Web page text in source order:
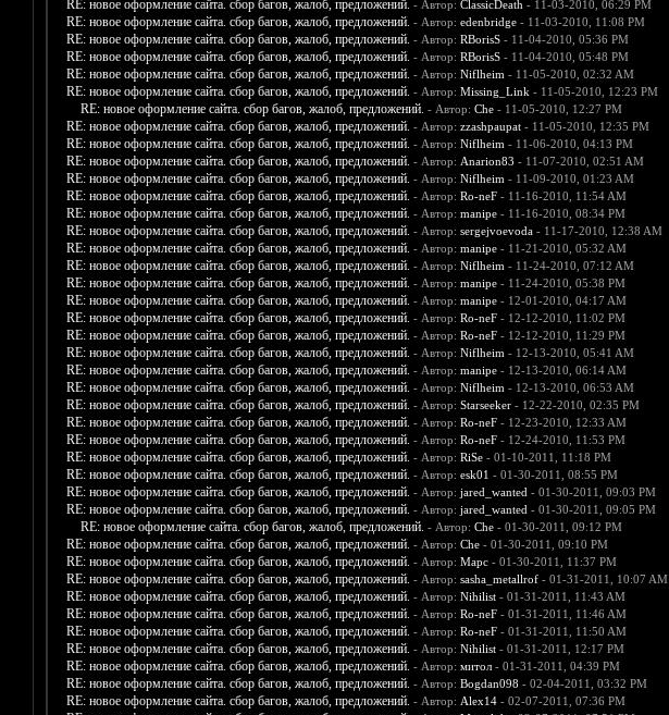
RE: новое оформление сайта. сбор багов, жалоб, предложений. - Автор: ClassicDeath - 11-03-2010, 06:29 PM
RE: новое оформление сайта. сбор багов, жалоб, предложений. - Автор: edenbridge- 11-03-2010, 11:08 PM
RE: новое оформление сайта. сбор багов, жалоб, предложений. - Автор: RBorisS- 11-04-2010, 05:36 PM
RE: новое оформление сайта. сбор багов, жалоб, предложений. - Автор: RBorisS- 11-04-2010, 05:48 PM
RE: новое оформление сайта. сбор багов, жалоб, предложений. - Автор: Niflheim - 11-05-2010, 02:32 AM
RE: новое оформление сайта. сбор багов, жалоб, предложений. - Автор: Missing_Link - 11-05-2010, 12:23 PM
RE: новое оформление сайта. сбор багов, жалоб, предложений. - Автор: Che- 11-05-2010, 12:27 PM
RE: новое оформление сайта. сбор багов, жалоб, предложений. - Автор: zzashpaupat- 11-05-2010, 12:35 PM
RE: новое оформление сайта. сбор багов, жалоб, предложений. - Автор: Niflheim - 11-06-2010, 04:13 PM
RE: новое оформление сайта. сбор багов, жалоб, предложений. - Автор: Anarion83 - 11-07-2010, 02:51 AM
RE: новое оформление сайта. сбор багов, жалоб, предложений. - Автор: Niflheim - 11-09-2010, 01:23 AM
RE: новое оформление сайта. сбор багов, жалоб, предложений. - Автор: Ro-neF- 11-16-2010, 11:54 AM
RE: новое оформление сайта. сбор багов, жалоб, предложений. - Автор: manipe- 11-16-2010, 08:34 PM
RE: новое оформление сайта. сбор багов, жалоб, предложений. - Автор: sergejvoevoda- 11-17-2010, 12:38 AM
RE: новое оформление сайта. сбор багов, жалоб, предложений. - Автор: manipe- 11-21-2010, 05:32 AM
RE: новое оформление сайта. сбор багов, жалоб, предложений. - Автор: Niflheim - 11-24-2010, 07:12 AM
RE: новое оформление сайта. сбор багов, жалоб, предложений. - Автор: manipe- 11-24-2010, 05:38 PM
RE: новое оформление сайта. сбор багов, жалоб, предложений. - Автор: manipe- 12-01-2010, 04:17 AM
RE: новое оформление сайта. сбор багов, жалоб, предложений. - Автор: Ro-neF- 12-12-2010, 11:02 PM
RE: новое оформление сайта. сбор багов, жалоб, предложений. - Автор: Ro-neF- 12-12-2010, 11:29 PM
RE: новое оформление сайта. сбор багов, жалоб, предложений. - Автор: Niflheim - 12-13-2010, 05:41 AM
RE: новое оформление сайта. сбор багов, жалоб, предложений. - Автор: manipe- 12-13-2010, 06:14 AM
RE: новое оформление сайта. сбор багов, жалоб, предложений. - Автор: Niflheim - 12-13-2010, 06:53 AM
RE: новое оформление сайта. сбор багов, жалоб, предложений. - Автор: Starseeker- 12-22-2010, 02:35 PM
RE: новое оформление сайта. сбор багов, жалоб, предложений. - Автор: Ro-neF- 12-23-2010, 12:33 AM
RE: новое оформление сайта. сбор багов, жалоб, предложений. - Автор: Ro-neF- 12-24-2010, 11:53 PM
RE: новое оформление сайта. сбор багов, жалоб, предложений. - Автор: RiSe- 01-10-2011, 11:18 PM
RE: новое оформление сайта. сбор багов, жалоб, предложений. - Автор: esk01 - 01-30-2011, 08:55 PM
RE: новое оформление сайта. сбор багов, жалоб, предложений. - Автор: jared_wanted - 01-30-2011, 09:03 PM
RE: новое оформление сайта. сбор багов, жалоб, предложений. - Автор: jared_wanted - 01-30-2011, 09:05 PM
RE: новое оформление сайта. сбор багов, жалоб, предложений. - Автор: Che- 01-30-2011, 09:12 PM
RE: новое оформление сайта. сбор багов, жалоб, предложений. - Автор: Che- 01-30-2011, 09:10 PM
RE: новое оформление сайта. сбор багов, жалоб, предложений. - Автор: Марс- 01-30-2011, 11:37 PM
RE: новое оформление сайта. сбор багов, жалоб, предложений. - Автор: sasha_metallrof- 01-31-2011, 10:07 AM
RE: новое оформление сайта. сбор багов, жалоб, предложений. - Автор: Nihilist- 01-31-2011, 11:43 AM
RE: новое оформление сайта. сбор багов, жалоб, предложений. - Автор: Ro-neF- 01-31-2011, 11:46 AM
RE: новое оформление сайта. сбор багов, жалоб, предложений. - Автор: Ro-neF- 01-31-2011, 11:50 AM
RE: новое оформление сайта. сбор багов, жалоб, предложений. - Автор: Nihilist- 01-31-2011, 12:17 PM
RE: новое оформление сайта. сбор багов, жалоб, предложений. - Автор: митол- 01-31-2011, 04:39 PM
RE: новое оформление сайта. сбор багов, жалоб, предложений. - Автор: Bogdan098 - 02-04-2011, 03:32 PM
RE: новое оформление сайта. сбор багов, жалоб, предложений. - Автор: Alex14- 02-07-2011, 07:36 PM